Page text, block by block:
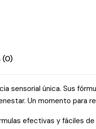
(0)
sensorial única. Sus
Un momento para
efectivas y fáciles